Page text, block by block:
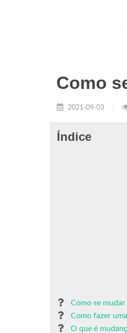
Como
2021-09-03
Índice
Como se
Como fazer
O que é